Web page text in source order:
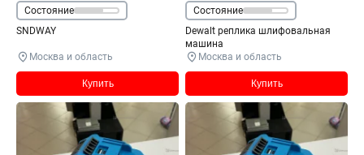
Состояние
SNDWAY
Москва и область
Купить
Состояние
Dewalt реплика шлифовальная
машина
Москва и область
Купить